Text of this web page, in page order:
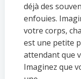
déjà des
enfouies.
votre corps,
est une petite
attendant que
Imaginez que